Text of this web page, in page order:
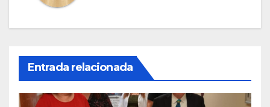
Entrada relacionada